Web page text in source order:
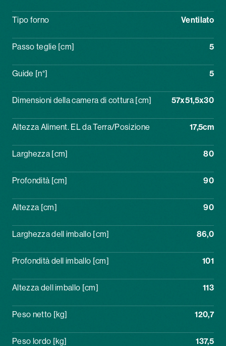
Tipo forno Ventilato
Passo teglie [cm] 5
Guide [n°] 5
Dimensioni della camera di cottura [cm] 57x51,5x30
Altezza Aliment. EL da Terra/Posizione 17,5cm
Larghezza [cm] 80
Profondità [cm] 90
Altezza [cm] 90
Larghezza dell imballo [cm] 86,0
Profondità dell imballo [cm] 101
Altezza dell imballo [cm] 113
Peso netto [kg] 120,7
Peso lordo [kg] 137,5